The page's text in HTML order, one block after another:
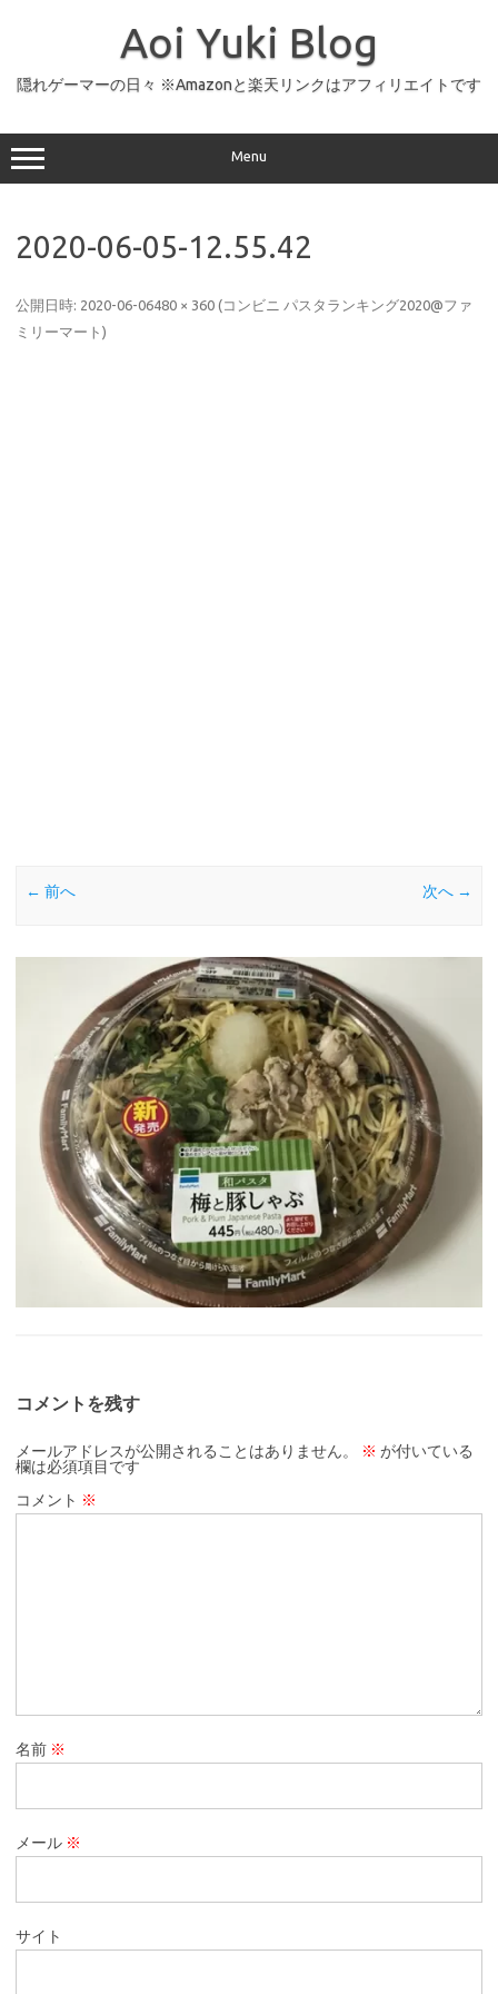
ッ
プ
Aoi Yuki Blog
隠れゲーマーの日々 ※Amazonと楽天リンクはアフィリエイトです
Menu
2020-06-05-12.55.42
公開日時: 2020-06-06480 × 360 (コンビニ パスタランキング2020@ファ
ミリーマート )
← 前へ 次へ →
コメントを残す
メールアドレスが公開されることはありません。 ※ が付いている
欄は必須項目です
コメント ※
名前 ※
メール ※
サイト